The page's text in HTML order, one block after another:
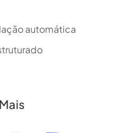
automática